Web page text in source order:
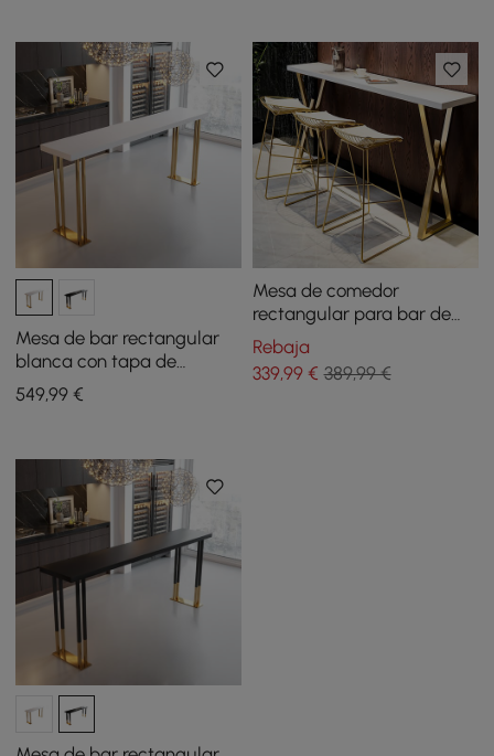
Mesa de bar rectangular
blanca con tapa de
madera de 1600 mm y base
de trineo dorada
549,99 €
Mesa de comedor
rectangular para bar de
altura, mesa de comedor
para desayunador de
madera maciza X
Rebaja
339,99€ 389,99 €